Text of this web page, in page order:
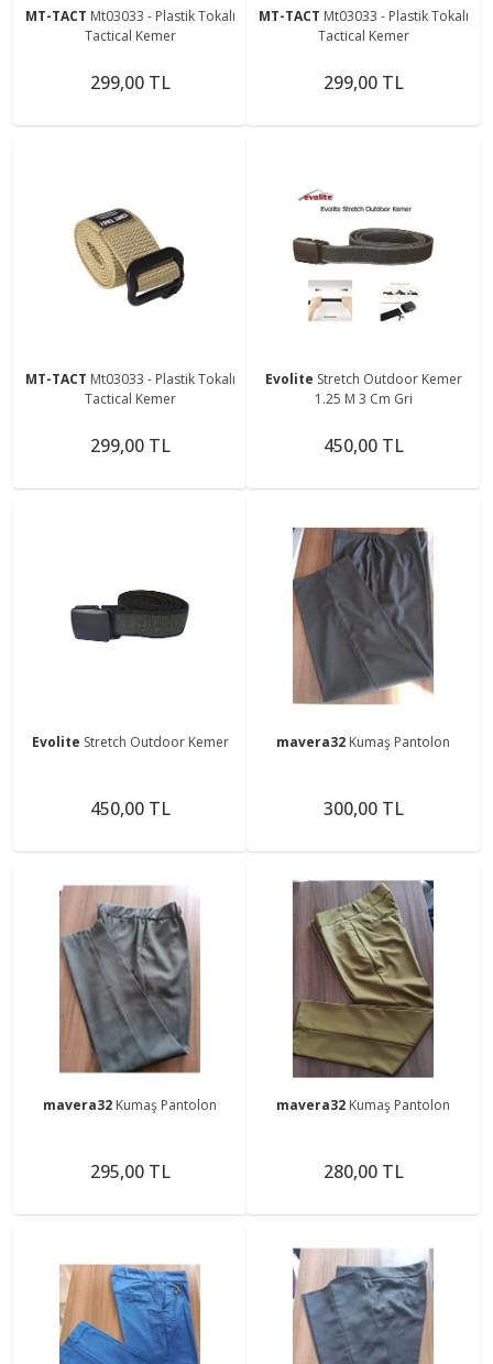
MT-TACT Mt03033 - Plastik Tokalı
Tactical Kemer
299,00 TL
MT-TACT Mt03033 - Plastik Tokalı
Tactical Kemer
299,00 TL
MT-TACT Mt03033 - Plastik Tokalı
Tactical Kemer
299,00 TL
Evolite Stretch Outdoor Kemer
1.25 M 3 Cm Gri
450,00 TL
Evolite Stretch Outdoor Kemer
450,00 TL
mavera32 Kumaş Pantolon
300,00 TL
mavera32 Kumaş Pantolon
295,00 TL
mavera32 Kumaş Pantolon
280,00 TL